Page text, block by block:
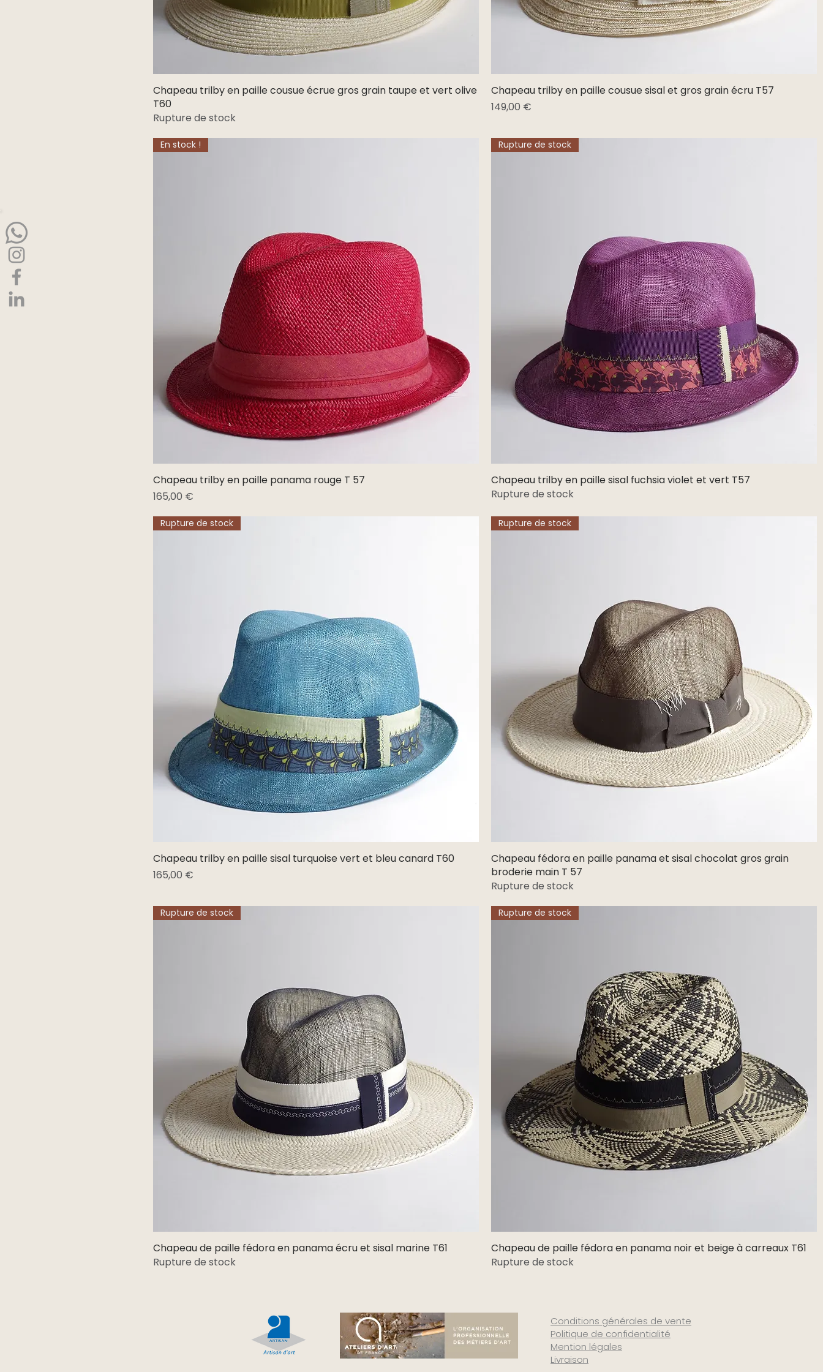
Aperçu rapide
Chapeau trilby en paille cousue écrue gros grain taupe et vert olive
T60
Rupture de stock
Aperçu rapide
Chapeau trilby en paille cousue sisal et gros grain écru T57
Prix
149,00 €
Aperçu rapide
En stock !
Chapeau trilby en paille panama rouge T 57
Prix
165,00 €
Aperçu rapide
Rupture de stock
Chapeau trilby en paille sisal fuchsia violet et vert T57
Rupture de stock
Aperçu rapide
Rupture de stock
Chapeau trilby en paille sisal turquoise vert et bleu canard T60
Prix
165,00 €
Aperçu rapide
Rupture de stock
Chapeau fédora en paille panama et sisal chocolat gros grain
broderie main T 57
Rupture de stock
Aperçu rapide
Rupture de stock
Chapeau de paille fédora en panama écru et sisal marine T61
Rupture de stock
Aperçu rapide
Rupture de stock
Chapeau de paille fédora en panama noir et beige à carreaux T61
Rupture de stock
Conditions générales de vente
Politique de confidentialité
Mention légales
Livraison